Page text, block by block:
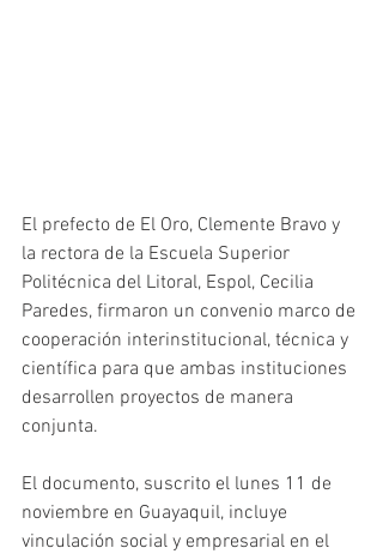
El prefecto de El Oro, Clemente Bravo y
la rectora de la Escuela Superior
Politécnica del Litoral, Espol, Cecilia
Paredes, firmaron un convenio marco de
cooperación interinstitucional, técnica y
científica para que ambas instituciones
desarrollen proyectos de manera
conjunta.
El documento, suscrito el lunes 11 de
noviembre en Guayaquil, incluye
vinculación social y empresarial en el